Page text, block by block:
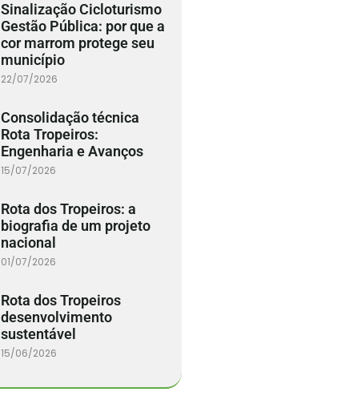
Sinalização Cicloturismo
Gestão Pública: por que a
cor marrom protege seu
município
22/07/2026
Consolidação técnica
Rota Tropeiros:
Engenharia e Avanços
15/07/2026
Rota dos Tropeiros: a
biografia de um projeto
nacional
01/07/2026
Rota dos Tropeiros
desenvolvimento
sustentável
15/06/2026